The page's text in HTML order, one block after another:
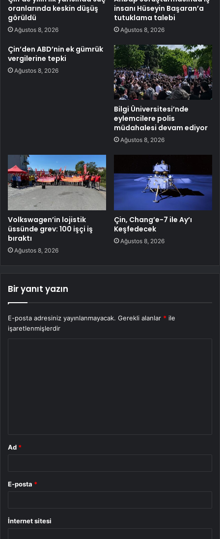
oranlarında keskin düşüş
görüldü
Ağustos 8, 2026
insanı Hüseyin Başaran’a
tutuklama talebi
Ağustos 8, 2026
Çin’den ABD’nin ek gümrük
vergilerine tepki
Ağustos 8, 2026
Bilgi Üniversitesi’nde
eylemcilere polis
müdahalesi devam ediyor
Ağustos 8, 2026
Volkswagen’in lojistik
üssünde grev: 100 işçi iş
bıraktı
Ağustos 8, 2026
Çin, Chang’e-7 ile Ay’ı
Keşfedecek
Ağustos 8, 2026
Bir yanıt yazın
E-posta adresiniz yayınlanmayacak. Gerekli alanlar * ile
işaretlenmişlerdir
Ad *
E-posta *
İnternet sitesi